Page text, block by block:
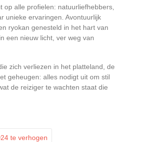
op alle profielen: natuurliefhebbers,
unieke ervaringen. Avontuurlijk
ryokan genesteld in het hart van
in een nieuw licht, ver weg van
zich verliezen in het platteland, de
geheugen: alles nodigt uit om stil
de reiziger te wachten staat die
te verhogen